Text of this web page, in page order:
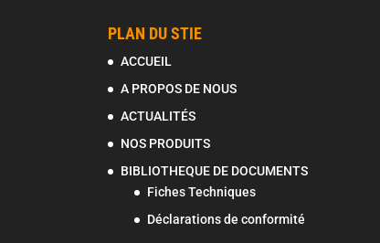
PLAN DU STIE
ACCUEIL
A PROPOS DE NOUS
ACTUALITÉS
NOS PRODUITS
BIBLIOTHEQUE DE DOCUMENTS
Fiches Techniques
Déclarations de conformité